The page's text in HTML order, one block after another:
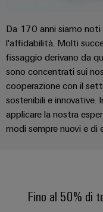
Da 170 anni siamo
l'affidabilità. Molti
fissaggio derivano da
sono concentrati sui
cooperazione con il
sostenibili e innovative.
applicare la nostra
modi sempre nuovi e di
Fino al 50% di